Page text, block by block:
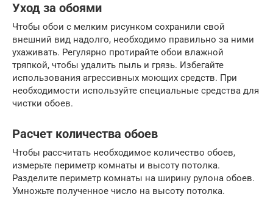
Уход за обоями
Чтобы обои с мелким рисунком сохранили свой
внешний вид надолго, необходимо правильно за ними
ухаживать. Регулярно протирайте обои влажной
тряпкой, чтобы удалить пыль и грязь. Избегайте
использования агрессивных моющих средств. При
необходимости используйте специальные средства для
чистки обоев.
Расчет количества обоев
Чтобы рассчитать необходимое количество обоев,
измерьте периметр комнаты и высоту потолка.
Разделите периметр комнаты на ширину рулона обоев.
Умножьте полученное число на высоту потолка.